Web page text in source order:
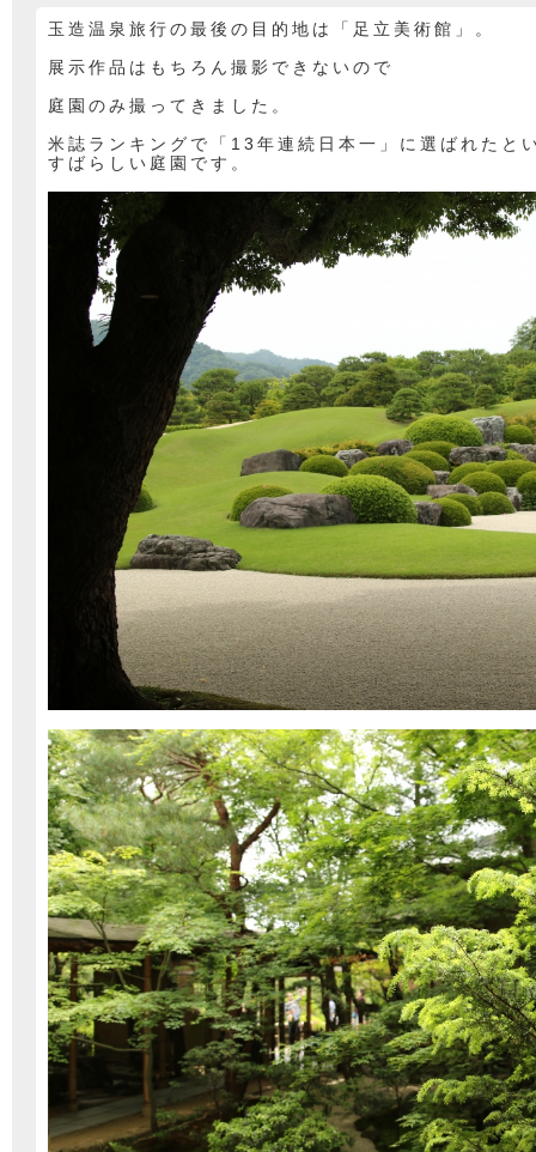
玉造温泉旅行の最後の目的地は「足立美術館」。
展示作品はもちろん撮影できないので
庭園のみ撮ってきました。
米誌ランキングで「13年連続日本一」に選ばれたと
すばらしい庭園です。